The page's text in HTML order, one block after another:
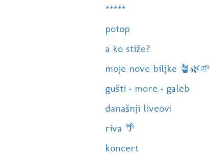
*****
potop
a ko stiže?
moje nove biljke 🪴🌿🌱
gušti • more • galeb
današnji liveovi
riva 🌴
koncert